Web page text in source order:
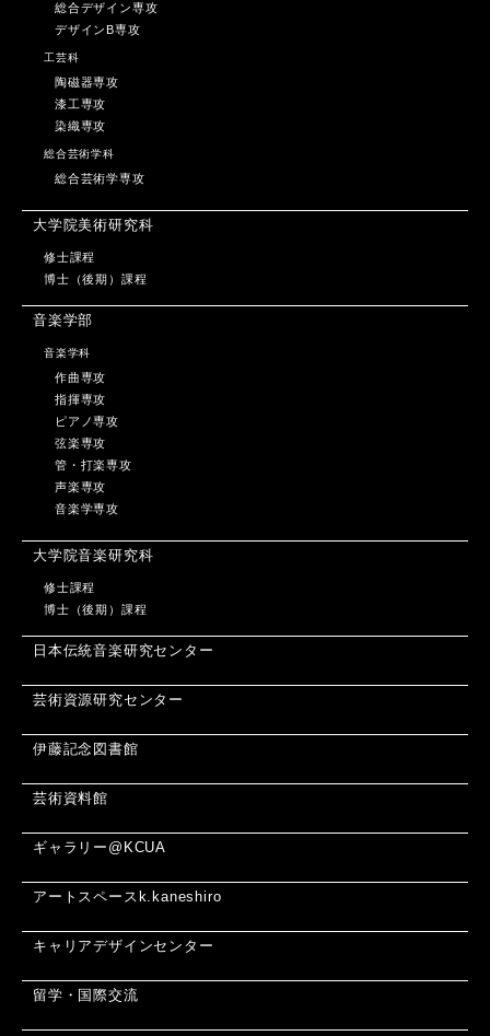
総合デザイン専攻
デザインB専攻
工芸科
陶磁器専攻
漆工専攻
染織専攻
総合芸術学科
総合芸術学専攻
大学院美術研究科
修士課程
博士（後期）課程
音楽学部
音楽学科
作曲専攻
指揮専攻
ピアノ専攻
弦楽専攻
管・打楽専攻
声楽専攻
音楽学専攻
大学院音楽研究科
修士課程
博士（後期）課程
日本伝統音楽研究センター
芸術資源研究センター
伊藤記念図書館
芸術資料館
ギャラリー@KCUA
アートスペースk.kaneshiro
キャリアデザインセンター
留学・国際交流